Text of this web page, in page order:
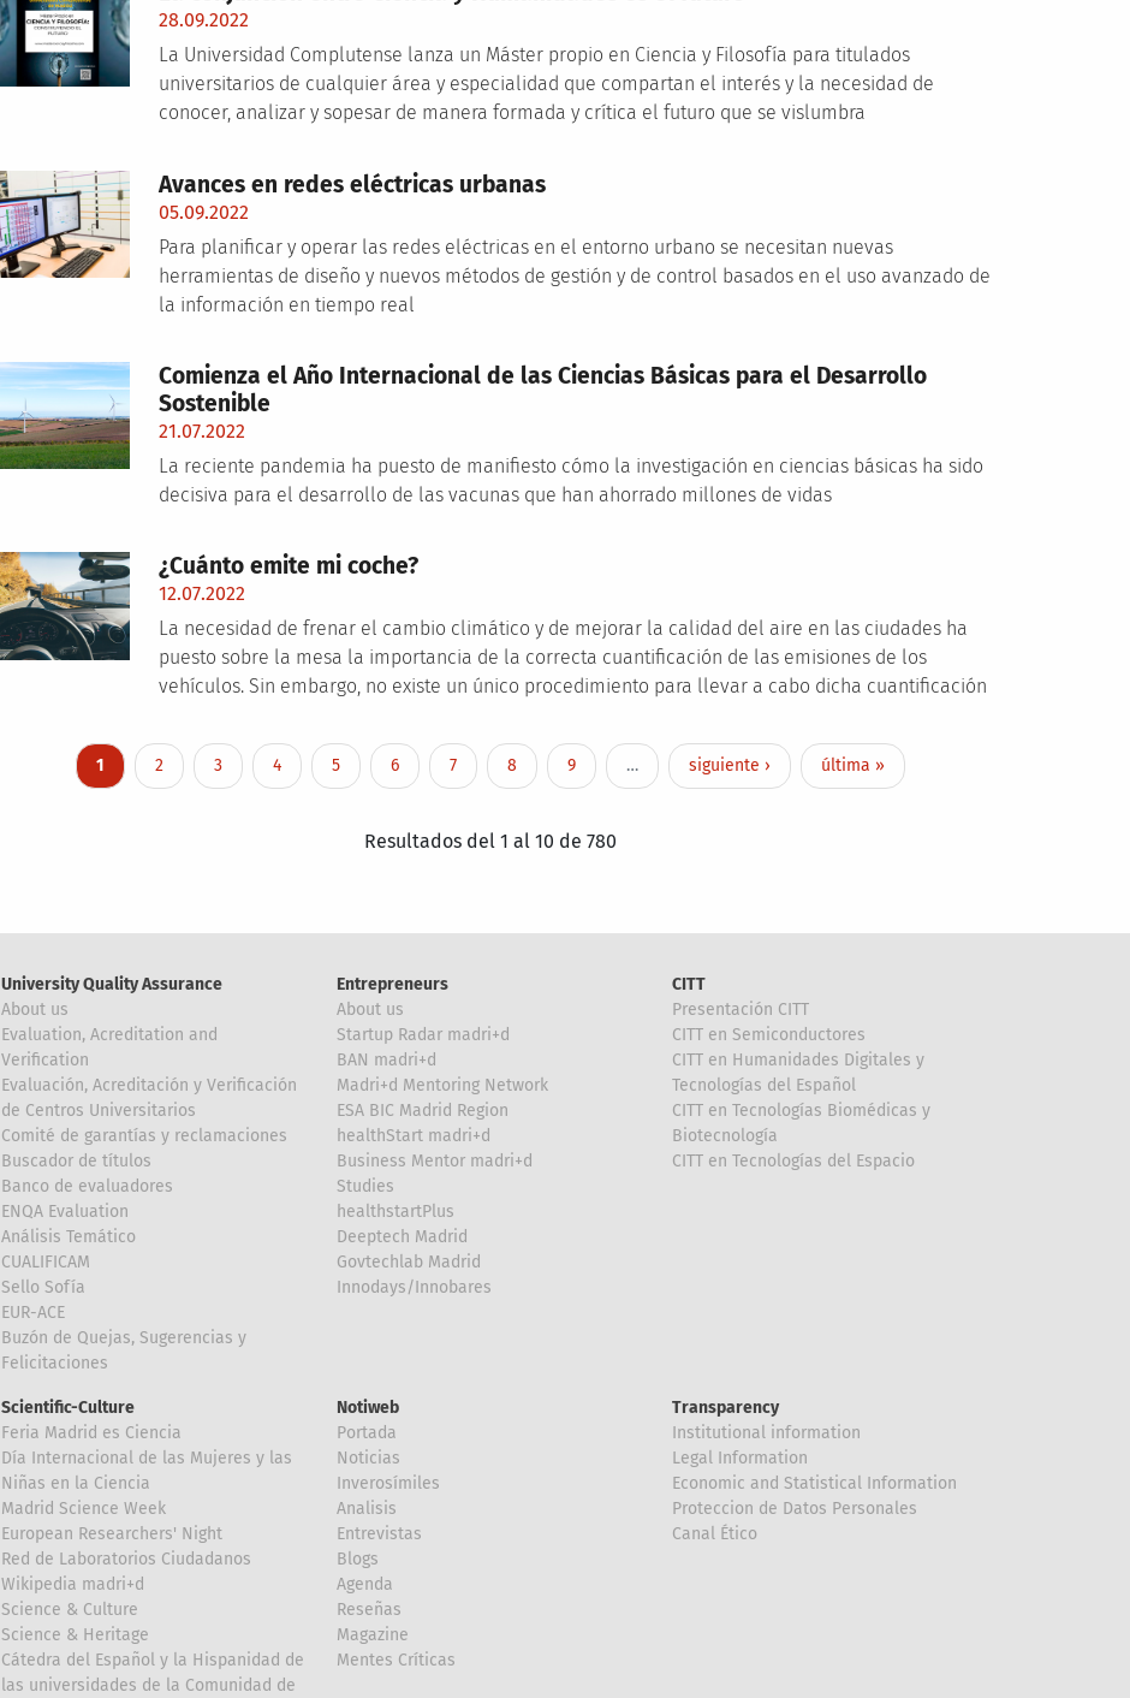
28.09.2022
La Universidad Complutense lanza un Máster propio en Ciencia y Filosofía para titulados
universitarios de cualquier área y especialidad que compartan el interés y la necesidad de
conocer, analizar y sopesar de manera formada y crítica el futuro que se vislumbra
Avances en redes eléctricas urbanas
05.09.2022
Para planificar y operar las redes eléctricas en el entorno urbano se necesitan nuevas
herramientas de diseño y nuevos métodos de gestión y de control basados en el uso avanzado de
la información en tiempo real
Comienza el Año Internacional de las Ciencias Básicas para el Desarrollo
Sostenible
21.07.2022
La reciente pandemia ha puesto de manifiesto cómo la investigación en ciencias básicas ha sido
decisiva para el desarrollo de las vacunas que han ahorrado millones de vidas
¿Cuánto emite mi coche?
12.07.2022
La necesidad de frenar el cambio climático y de mejorar la calidad del aire en las ciudades ha
puesto sobre la mesa la importancia de la correcta cuantificación de las emisiones de los
vehículos. Sin embargo, no existe un único procedimiento para llevar a cabo dicha cuantificación
PaginationCurrent page
1 Page
2 Page
3 Page
4 Page
5 Page
6 Page
7 Page
8 Page
9 … Next page
siguiente › Last page
última »
Resultados del 1 al 10 de 780
University Quality Assurance
About us
Evaluation, Acreditation and
Verification
Evaluación, Acreditación y Verificación
de Centros Universitarios
Comité de garantías y reclamaciones
Buscador de títulos
Banco de evaluadores
ENQA Evaluation
Análisis Temático
CUALIFICAM
Sello Sofía
EUR-ACE
Buzón de Quejas, Sugerencias y
Felicitaciones
Entrepreneurs
About us
Startup Radar madri+d
BAN madri+d
Madri+d Mentoring Network
ESA BIC Madrid Region
healthStart madri+d
Business Mentor madri+d
Studies
healthstartPlus
Deeptech Madrid
Govtechlab Madrid
Innodays/Innobares
CITT
Presentación CITT
CITT en Semiconductores
CITT en Humanidades Digitales y
Tecnologías del Español
CITT en Tecnologías Biomédicas y
Biotecnología
CITT en Tecnologías del Espacio
Scientific-Culture
Feria Madrid es Ciencia
Día Internacional de las Mujeres y las
Niñas en la Ciencia
Madrid Science Week
European Researchers' Night
Red de Laboratorios Ciudadanos
Wikipedia madri+d
Science & Culture
Science & Heritage
Cátedra del Español y la Hispanidad de
las universidades de la Comunidad de
Notiweb
Portada
Noticias
Inverosímiles
Analisis
Entrevistas
Blogs
Agenda
Reseñas
Magazine
Mentes Críticas
Transparency
Institutional information
Legal Information
Economic and Statistical Information
Proteccion de Datos Personales
Canal Ético